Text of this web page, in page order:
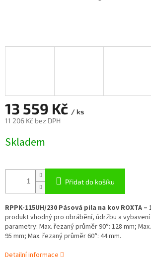
13 559 Kč / ks
11 206 Kč bez DPH
cena:
Skladem
Přidat do košíku
RPPK-115UH/230 Pásová pila na kov ROXTA –
produkt vhodný pro obrábění, údržbu a
parametry: Max. řezaný průměr 90°: 128 mm;
95 mm; Max. řezaný průměr 60°: 44 mm.
Detailní informace